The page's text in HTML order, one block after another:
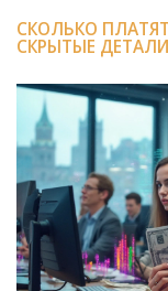
СКОЛЬКО
СКРЫТЫЕ ДЕТАЛИ